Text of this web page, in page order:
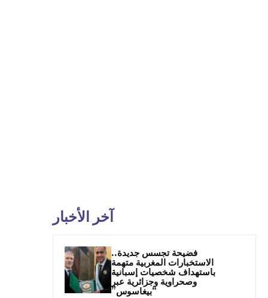
آخر الأخبار
فضيحة تجسس جديدة..
الاستخبارات المغربية متهمة
باستهداف شخصيات إسبانية
وصحراوية وجزائرية عبر
“بيغاسوس”